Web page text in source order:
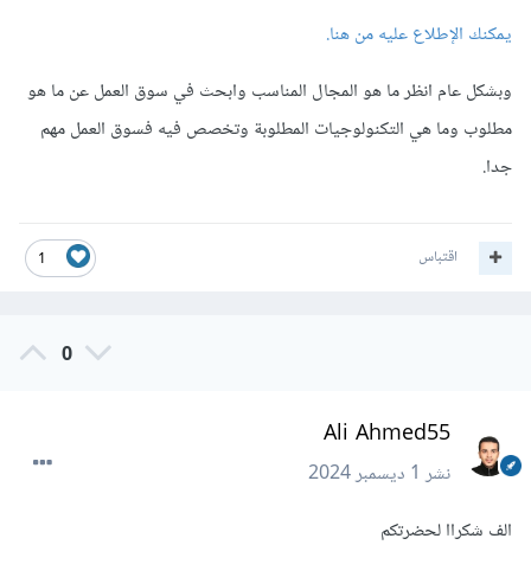
يمكنك الإطلاع عليه من هنا.
وبشكل عام انظر ما هو المجال المناسب وابحث في سوق العمل عن ما هو
مطلوب وما هي التكنولوجيات المطلوبة وتخصص فيه فسوق العمل مهم
جدا.
1 اقتباس
0
Ali Ahmed55
نشر1 ديسمبر 2024
الف شكراا لحضرتكم